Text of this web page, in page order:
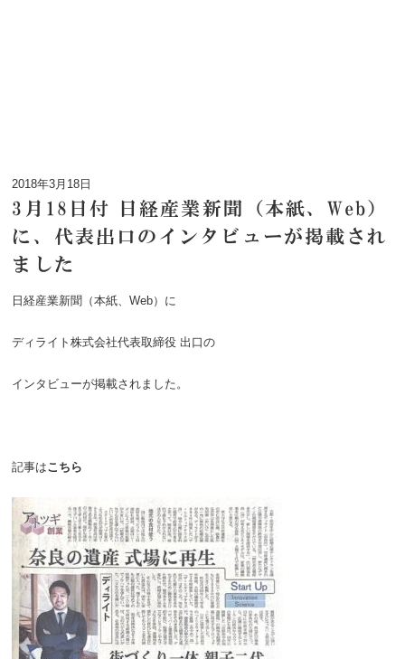
2018年3月18日
3月18日付 日経産業新聞（本紙、Web）
に、代表出口のインタビューが掲載され
ました
日経産業新聞（本紙、Web）に
ディライト株式会社代表取締役 出口の
インタビューが掲載されました。
記事はこちら